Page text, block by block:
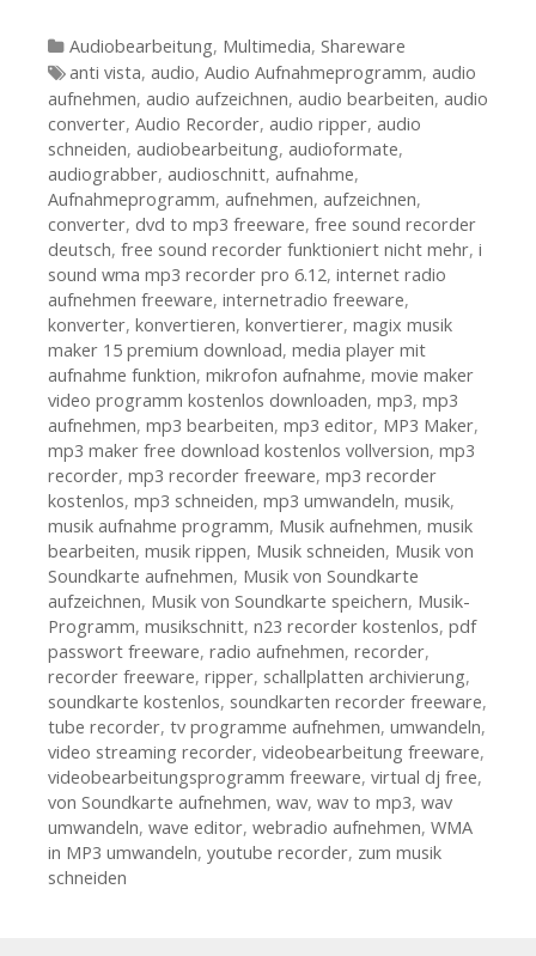
Kategorien
Audiobearbeitung, Multimedia, Shareware
Tags
anti vista, audio, Audio Aufnahmeprogramm, audio
aufnehmen, audio aufzeichnen, audio bearbeiten, audio
converter, Audio Recorder, audio ripper, audio
schneiden, audiobearbeitung, audioformate,
audiograbber, audioschnitt, aufnahme,
Aufnahmeprogramm, aufnehmen, aufzeichnen,
converter, dvd to mp3 freeware, free sound recorder
deutsch, free sound recorder funktioniert nicht mehr, i
sound wma mp3 recorder pro 6.12, internet radio
aufnehmen freeware, internetradio freeware,
konverter, konvertieren, konvertierer, magix musik
maker 15 premium download, media player mit
aufnahme funktion, mikrofon aufnahme, movie maker
video programm kostenlos downloaden, mp3, mp3
aufnehmen, mp3 bearbeiten, mp3 editor, MP3 Maker,
mp3 maker free download kostenlos vollversion, mp3
recorder, mp3 recorder freeware, mp3 recorder
kostenlos, mp3 schneiden, mp3 umwandeln, musik,
musik aufnahme programm, Musik aufnehmen, musik
bearbeiten, musik rippen, Musik schneiden, Musik von
Soundkarte aufnehmen, Musik von Soundkarte
aufzeichnen, Musik von Soundkarte speichern, Musik-
Programm, musikschnitt, n23 recorder kostenlos, pdf
passwort freeware, radio aufnehmen, recorder,
recorder freeware, ripper, schallplatten archivierung,
soundkarte kostenlos, soundkarten recorder freeware,
tube recorder, tv programme aufnehmen, umwandeln,
video streaming recorder, videobearbeitung freeware,
videobearbeitungsprogramm freeware, virtual dj free,
von Soundkarte aufnehmen, wav, wav to mp3, wav
umwandeln, wave editor, webradio aufnehmen, WMA
in MP3 umwandeln, youtube recorder, zum musik
schneiden